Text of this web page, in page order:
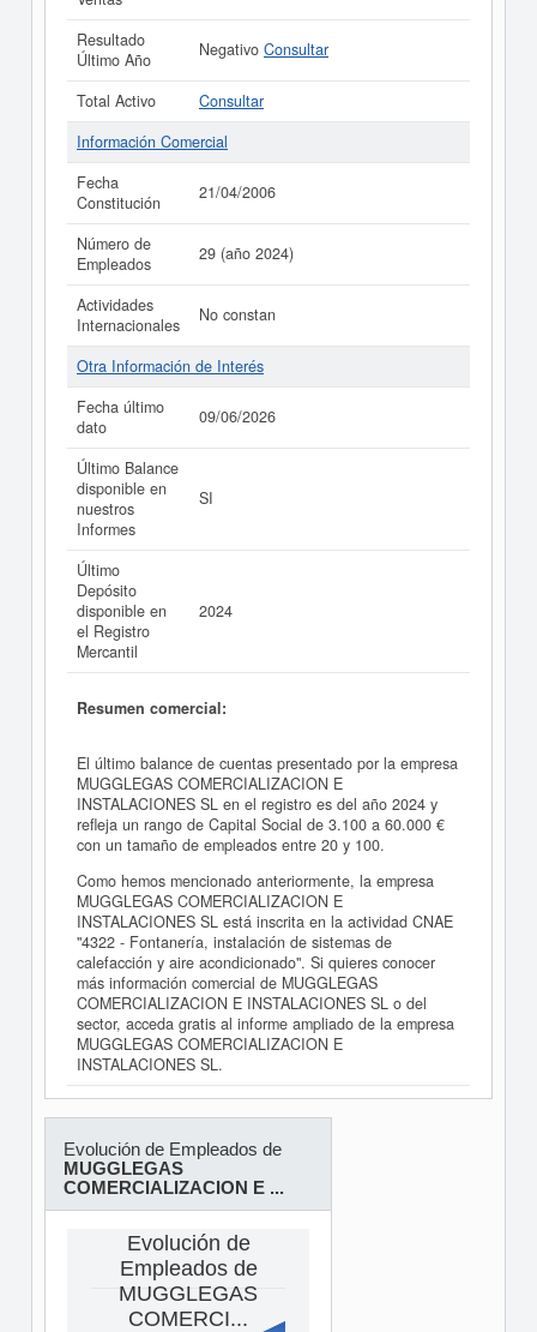
Resultado
Último Año
Negativo Consultar
Total Activo
Consultar
Información Comercial
Fecha
Constitución
21/04/2006
Número de
Empleados
29 (año 2024)
Actividades
Internacionales
No constan
Otra Información de Interés
Fecha último
dato
09/06/2026
Último Balance
disponible en
nuestros
Informes
SI
Último
Depósito
disponible en
el Registro
Mercantil
2024
Resumen comercial:
El último balance de cuentas presentado por la empresa
MUGGLEGAS COMERCIALIZACION E
INSTALACIONES SL en el registro es del año 2024 y
refleja un rango de Capital Social de 3.100 a 60.000 €
con un tamaño de empleados entre 20 y 100.
Como hemos mencionado anteriormente, la empresa
MUGGLEGAS COMERCIALIZACION E
INSTALACIONES SL está inscrita en la actividad CNAE
"4322 - Fontanería, instalación de sistemas de
calefacción y aire acondicionado". Si quieres conocer
más información comercial de MUGGLEGAS
COMERCIALIZACION E INSTALACIONES SL o del
sector, acceda gratis al informe ampliado de la empresa
MUGGLEGAS COMERCIALIZACION E
INSTALACIONES SL.
Evolución de Empleados de
MUGGLEGAS
COMERCIALIZACION E ...
Evolución de
Empleados de
MUGGLEGAS
COMERCI...